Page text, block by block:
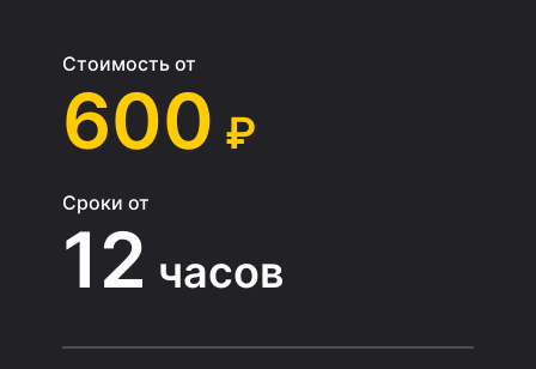
Стоимость от
600 ₽
Сроки от
12 часов